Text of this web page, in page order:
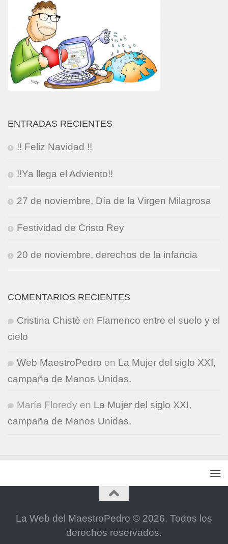
ENTRADAS RECIENTES
!! Feliz Navidad !!
!!Ya llega el Adviento!!
27 de noviembre, Día de la Virgen Milagrosa
Festividad de Cristo Rey
20 de noviembre, derechos de la infancia
COMENTARIOS RECIENTES
Cristina Chistè en Flamenco entre el suelo y el
cielo
Web MaestroPedro en La Mujer del siglo XXI,
campaña de Manos Unidas.
María Floredy en La Mujer del siglo XXI,
campaña de Manos Unidas.
La Web del MaestroPedro © 2026. Todos los
derechos reservados.